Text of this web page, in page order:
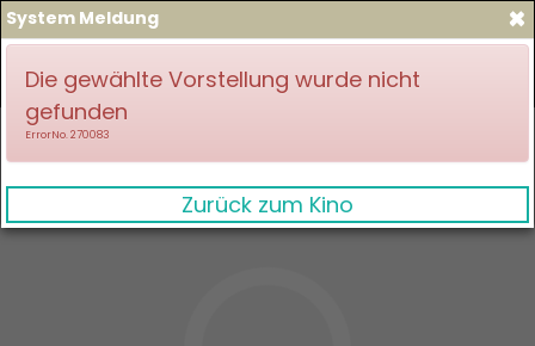
×
System Meldung
Die gewählte Vorstellung wurde nicht
gefunden
ErrorNo. 270083
Zurück zum Kino